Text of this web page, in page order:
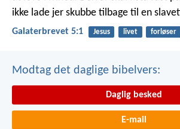
ikke lade jer skubbe tilbage til en
Galaterbrevet 5:1 Jesus livet forløser
Modtag det daglige bibelvers:
Daglig besked
E-mail